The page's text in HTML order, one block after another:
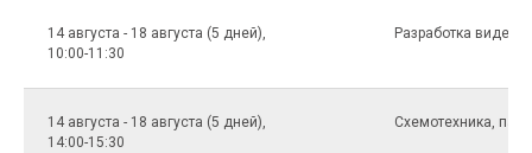
14 августа - 18 августа (5 дней),
10:00-11:30
Разработка
14 августа - 18 августа (5 дней),
14:00-15:30
Схемотехника,